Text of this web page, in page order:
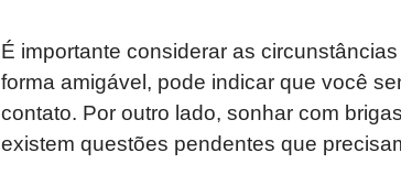
É importante considerar as
forma amigável, pode indicar que você
contato. Por outro lado, sonhar com
existem questões pendentes que